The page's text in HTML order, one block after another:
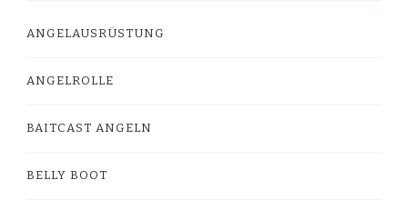
ANGELAUSRÜSTUNG
ANGELROLLE
BAITCAST ANGELN
BELLY BOOT